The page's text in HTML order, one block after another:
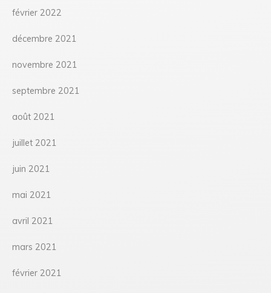
février 2022
décembre 2021
novembre 2021
septembre 2021
août 2021
juillet 2021
juin 2021
mai 2021
avril 2021
mars 2021
février 2021